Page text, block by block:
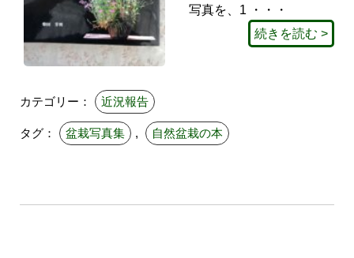
写真を、1 ・・・
続きを読む >
カテゴリー： 近況報告
タグ： 盆栽写真集 , 自然盆栽の本